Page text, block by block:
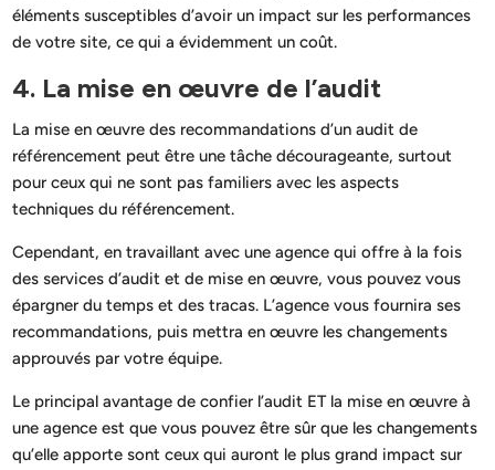
éléments susceptibles d’avoir un impact sur les performances
de votre site, ce qui a évidemment un coût.
4. La mise en œuvre de l’audit
La mise en œuvre des recommandations d’un audit de
référencement peut être une tâche décourageante, surtout
pour ceux qui ne sont pas familiers avec les aspects
techniques du référencement.
Cependant, en travaillant avec une agence qui offre à la fois
des services d’audit et de mise en œuvre, vous pouvez vous
épargner du temps et des tracas. L’agence vous fournira ses
recommandations, puis mettra en œuvre les changements
approuvés par votre équipe.
Le principal avantage de confier l’audit ET la mise en œuvre à
une agence est que vous pouvez être sûr que les changements
qu’elle apporte sont ceux qui auront le plus grand impact sur